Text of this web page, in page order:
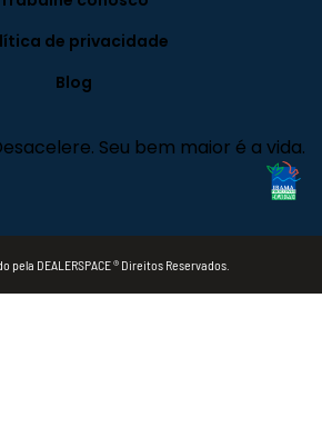
de privacidade
Blog
Seu bem maior é a vida.
pela DEALERSPACE ® Direitos Reservados.